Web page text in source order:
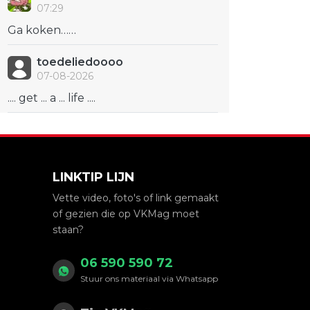
07:29
Ga koken……
toedeliedoooo
07-08-2026
.... get ... a ... life ....
LINKTIP LIJN
Vette video, foto's of link gemaakt
of gezien die op VKMag moet
staan?
06 590 590 72
Stuur ons materiaal via Whatsapp